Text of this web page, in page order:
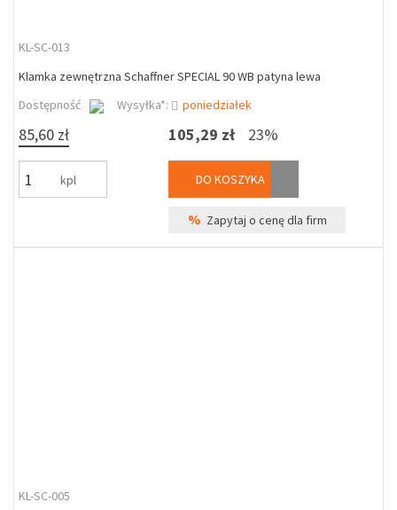
KL-SC-013
Klamka zewnętrzna Schaffner SPECIAL 90 WB patyna lewa
Dostępność
Wysyłka*: poniedziałek
85,60 zł
kpl
105,29 zł 23%
DO KOSZYKA
% Zapytaj o cenę dla firm
KL-SC-005